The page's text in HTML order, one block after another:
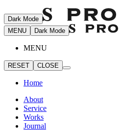
Dark Mode
MENU
Dark Mode
MENU
RESET CLOSE
Home
About
Service
Works
Journal